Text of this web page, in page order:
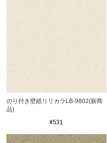
のり付き壁紙リリカラLB-9802(新商
品)
¥531